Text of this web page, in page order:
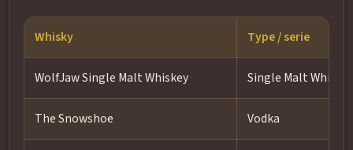
Whisky Type / serie
WolfJaw Single Malt Whiskey Single Malt Whiskey
The Snowshoe Vodka